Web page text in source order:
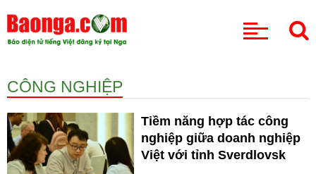
CÔNG NGHIỆP
Tiềm năng hợp tác công
nghiệp giữa doanh nghiệp
Việt với tỉnh Sverdlovsk